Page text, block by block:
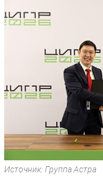
Торговые сети
Оборудование
Outsourcing
Регулирование
Безопасность
Инновации
Источник: Группа Астра